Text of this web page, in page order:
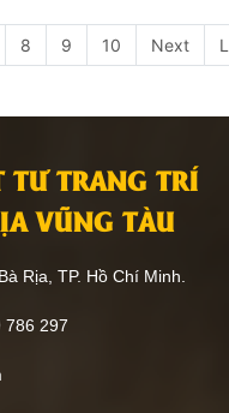
8 9 10 Next
TRANG TRÍ
VŨNG TÀU
Rịa, TP. Hồ Chí Minh.
786 297